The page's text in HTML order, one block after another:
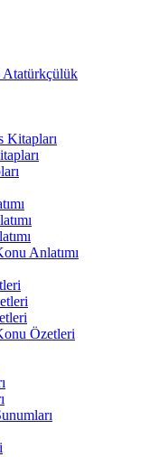
Atatürkçülük
Kitapları
Anlatımı
Özetleri